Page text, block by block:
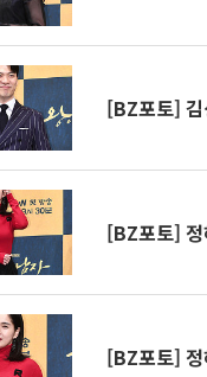
[BZ포토]
[BZ포토]
[BZ포토] 정